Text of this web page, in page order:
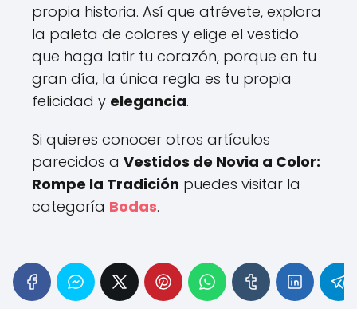
propia historia. Así que atrévete, explora
la paleta de colores y elige el vestido
que haga latir tu corazón, porque en tu
gran día, la única regla es tu propia
felicidad y elegancia.
Si quieres conocer otros artículos
parecidos a Vestidos de Novia a Color:
Rompe la Tradición puedes visitar la
categoría Bodas.